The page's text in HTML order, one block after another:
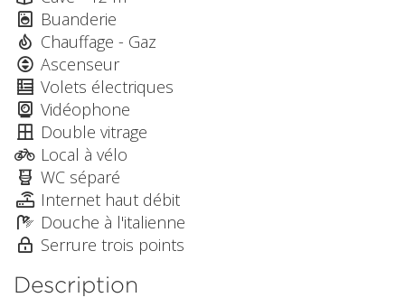
Buanderie
Chauffage - Gaz
Ascenseur
Volets électriques
Vidéophone
Double vitrage
Local à vélo
WC séparé
Internet haut débit
Douche à l'italienne
Serrure trois points
Description